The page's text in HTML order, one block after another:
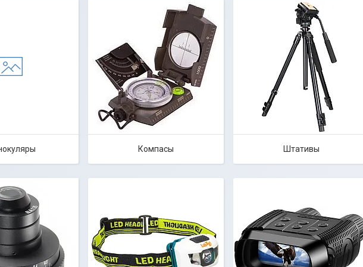
Компасы Штативы